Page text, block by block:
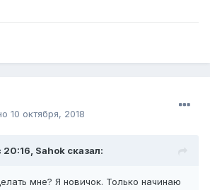
10 октября, 2018
20:16, Sahok сказал:
мне? Я новичок. Только начинаю